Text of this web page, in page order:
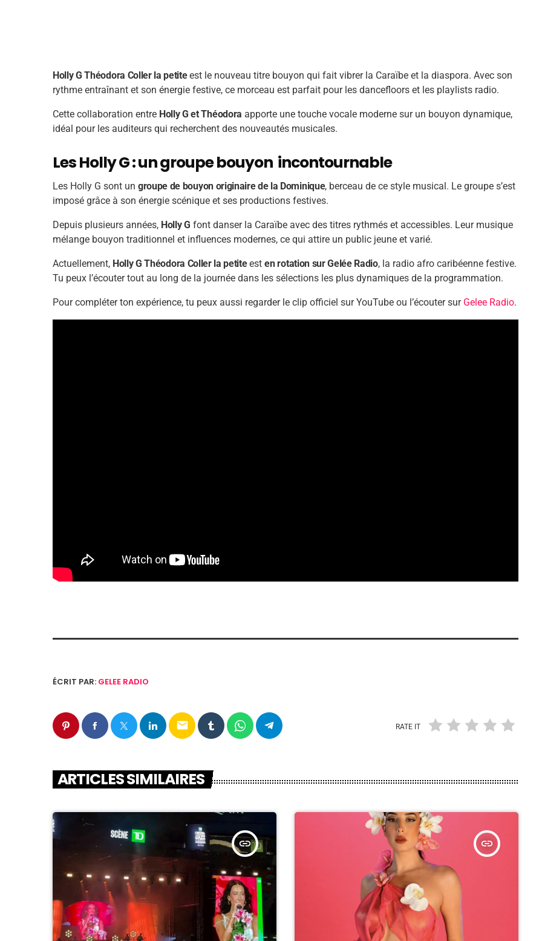
Holly G Théodora Coller la petiteest le nouveau titre bouyon qui fait vibrer la Caraïbe et la diaspora. Avec son
rythme entraînant et son énergie festive, ce morceau est parfait pour les dancefloors et les playlists radio.
Cette collaboration entre Holly G et Théodora apporte une touche vocale moderne sur un bouyon dynamique,
idéal pour les auditeurs qui recherchent des nouveautés musicales.
Les Holly G : un groupe bouyon incontournable
Les Holly G sont un groupe de bouyon originaire de la Dominique, berceau de ce style musical. Le groupe s’est
imposé grâce à son énergie scénique et ses productions festives.
Depuis plusieurs années, Holly G font danser la Caraïbe avec des titres rythmés et accessibles. Leur musique
mélange bouyon traditionnel et influences modernes, ce qui attire un public jeune et varié.
Actuellement, Holly G Théodora Coller la petiteesten rotation sur Gelée Radio, la radio afro caribéenne festive.
Tu peux l’écouter tout au long de la journée dans les sélections les plus dynamiques de la programmation.
Pour compléter ton expérience, tu peux aussi regarder le clip officiel sur YouTube ou l’écouter sur Gelee Radio.
ÉCRIT PAR: GELEE RADIO
email RATE IT
ARTICLES SIMILAIRES
insert_link insert_link